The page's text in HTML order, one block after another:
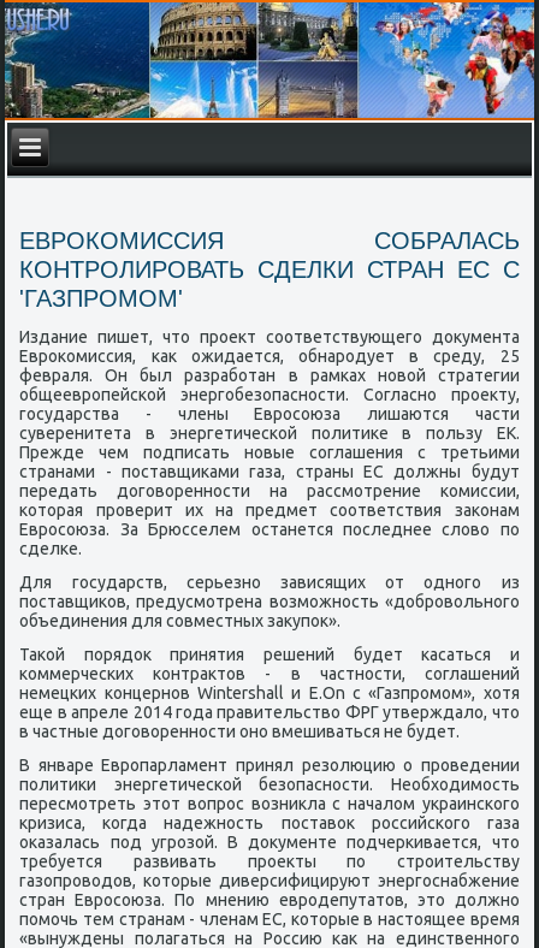
ЕВРОКОМИССИЯ СОБРАЛАСЬ
КОНТРОЛИРОВАТЬ СДЕЛКИ СТРАН ЕС С
'ГАЗПРОМОМ'
Издание пишет, что проект соответствующего документа
Еврокомиссия, как ожидается, обнародует в среду, 25
февраля. Он был разработан в рамках новой стратегии
общеевропейской энергобезопасности. Согласно проекту,
государства - члены Евросоюза лишаются части
суверенитета в энергетической политике в пользу ЕК.
Прежде чем подписать новые соглашения с третьими
странами - поставщиками газа, страны ЕС должны будут
передать договоренности на рассмотрение комиссии,
которая проверит их на предмет соответствия законам
Евросоюза. За Брюсселем останется последнее слово по
сделке.
Для государств, серьезно зависящих от одного из
поставщиков, предусмотрена возможность «добровольного
объединения для совместных закупок».
Такой порядок принятия решений будет касаться и
коммерческих контрактов - в частности, соглашений
немецких концернов Wintershall и E.On с «Газпромом», хотя
еще в апреле 2014 года правительство ФРГ утверждало, что
в частные договоренности оно вмешиваться не будет.
В январе Европарламент принял резолюцию о проведении
политики энергетической безопасности. Необходимость
пересмотреть этот вопрос возникла с началом украинского
кризиса, когда надежность поставок российского газа
оказалась под угрозой. В документе подчеркивается, что
требуется развивать проекты по строительству
газопроводов, которые диверсифицируют энергоснабжение
стран Евросоюза. По мнению евродепутатов, это должно
помочь тем странам - членам ЕС, которые в настоящее время
«вынуждены полагаться на Россию как на единственного